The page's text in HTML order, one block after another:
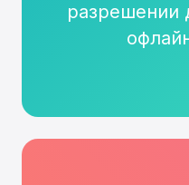
разрешении